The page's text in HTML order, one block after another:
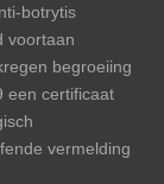
botrytis
voortaan
begroeiing
een certificaat
vermelding